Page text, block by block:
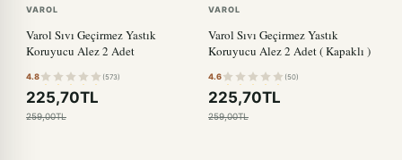
VAROL
Varol Sıvı Geçirmez Yastık
Koruyucu Alez 2 Adet
4.8 (573)
225,70TL
259,00TL
VAROL
Varol Sıvı Geçirmez Yastık
Koruyucu Alez 2 Adet ( Kapaklı )
4.6 (50)
225,70TL
259,00TL